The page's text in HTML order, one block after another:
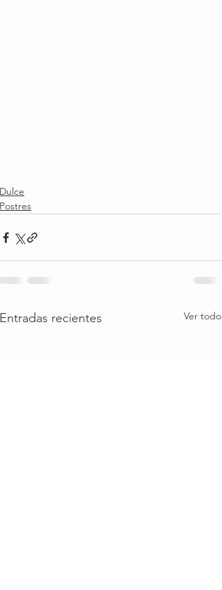
Dulce
Postres
Entradas recientes Ver todo